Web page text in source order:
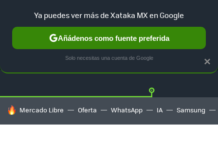
GUÍA DE COMPRAS MERCADO LIBRE
HOY SE HABLA DE
Mercado Libre Oferta WhatsApp IA Samsung
×
Ya puedes ver más de Xataka MX en Google
Añádenos como fuente preferida
Solo necesitas una cuenta de Google